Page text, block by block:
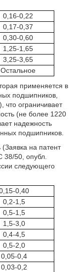
0,16-0,22
0,17-0,37
0,30-0,60
1,25-1,65
3,25-3,65
Остальное
применяется в
подшипников,
что ограничивает
(не более 1220
надежность
подшипников.
на патент
50, опубл.
следующего
0,40
0,2-1,5
0,5-1,5
1,5-3,0
0,4-4,5
0,5-2,0
0,05-0,4
0,03-0,2